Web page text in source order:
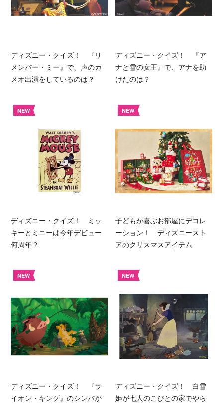
ディズニー・クイズ！ 『リ
メンバー・ミー』で、声のカ
メオ出演をしているのは？
ディズニー・クイズ！ 『ア
ナと雪の女王』で、アナを助
けたのは？
NEW
ディズニー・クイズ！ ミッ
キーとミニーは今年デビュー
何周年？
NEW
子どもが喜ぶお部屋にデコレ
ーション！ ディズニースト
アのクリスマスアイテム
NEW
ディズニー・クイズ！ 『ラ
イオン・キング』のシンバが
NEW
ディズニー・クイズ！ 白雪
姫が七人のこびとの家でやら